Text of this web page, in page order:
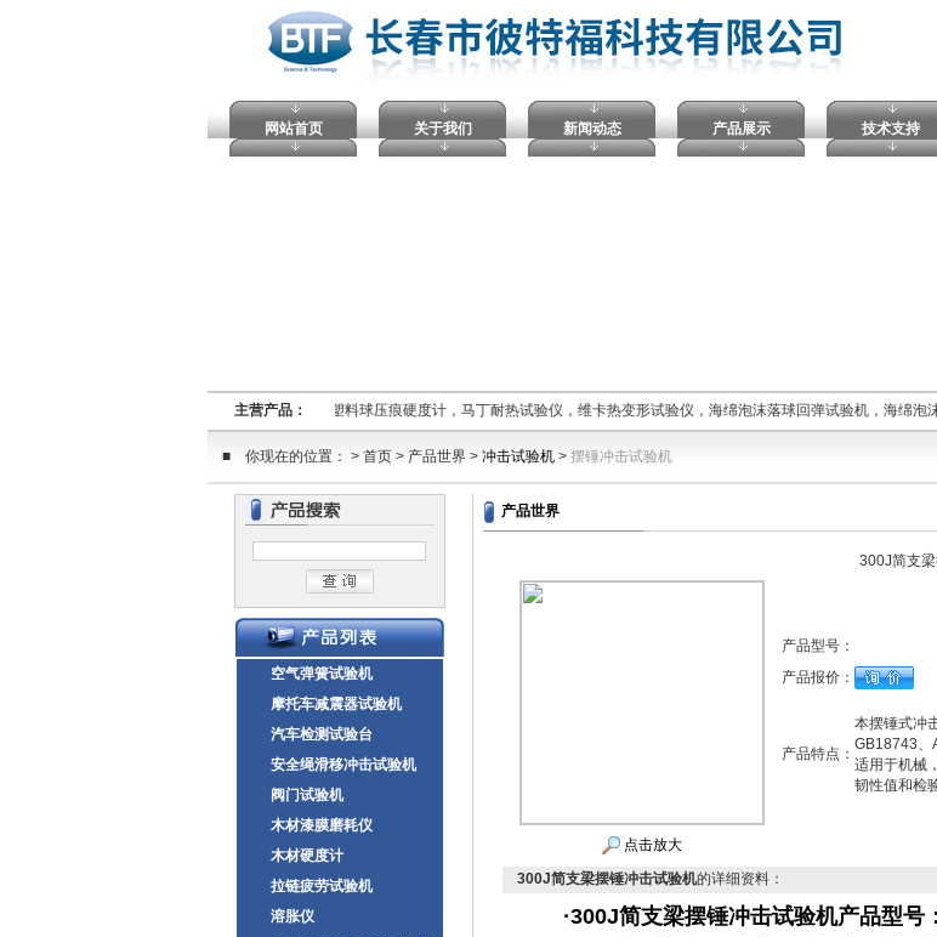
网站首页 关于我们 新闻动态 产品展示 技术支持
主营产品：
熔融指数仪,电压击穿试验仪，塑料球压痕硬度计，马丁耐热试验仪，维卡热变形试验仪，海绵泡沫落球回弹试验机，海绵
■ 你现在的位置： > 首页 > 产品世界 > 冲击试验机> 摆锤冲击试验机
空气弹簧试验机
摩托车减震器试验机
汽车检测试验台
安全绳滑移冲击试验机
阀门试验机
木材漆膜磨耗仪
木材硬度计
拉链疲劳试验机
溶胀仪
产品世界
300J简支
点击放大
产品型号：
产品报价：
产品特点：
本摆锤式冲
GB18743、
适用于机械
韧性值和检
300J简支梁摆锤冲击试验机的详细资料：
·300J简支梁摆锤冲击试验机产品型号